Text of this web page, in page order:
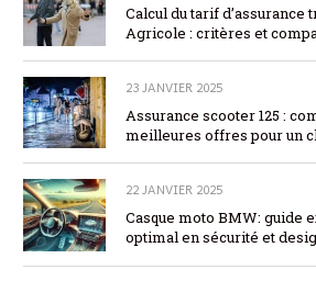
Calcul du tarif d’assurance
Agricole : critères et
23 JANVIER 2025
Assurance scooter 125 :
meilleures offres pour un
22 JANVIER 2025
Casque moto BMW: guide
optimal en sécurité et